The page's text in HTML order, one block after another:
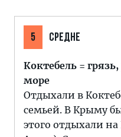
5 СРЕДНЕ
Коктебель =
море
Отдыхали в
семьей. В Крыму
этого отдыхали на